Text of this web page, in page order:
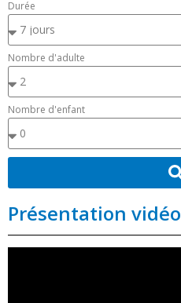
Durée
Nombre d'adulte
Nombre d'enfant
Présentation vidéo